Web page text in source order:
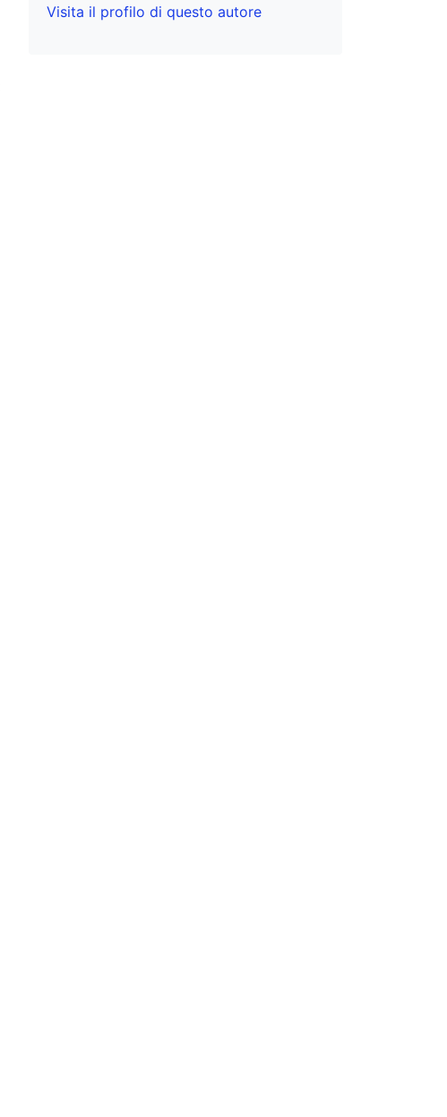
Visita il profilo di questo autore